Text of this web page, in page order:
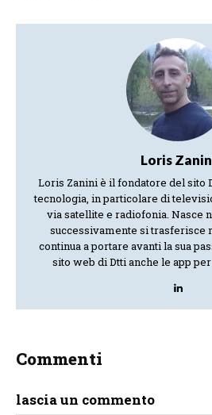
Loris
Loris Zanini è il fondatore del sito
tecnologia, in particolare di
via satellite e radiofonia. Nasce
successivamente si trasferisce
continua a portare avanti la sua
sito web di Dtti anche le app
Commenti
lascia un commento